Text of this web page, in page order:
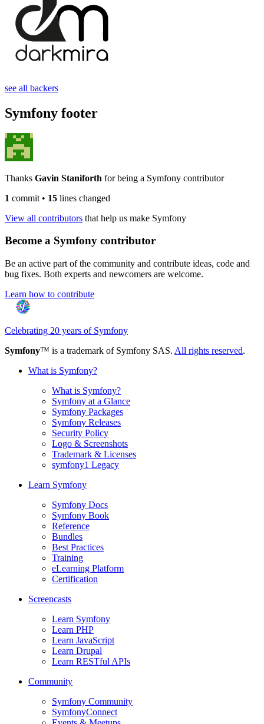
see all backers
Symfony footer
Thanks Gavin Staniforth for being a Symfony contributor
1 commit • 15 lines changed
View all contributors that help us make Symfony
Become a Symfony contributor
Be an active part of the community and contribute ideas, code and
bug fixes. Both experts and newcomers are welcome.
Learn how to contribute
Celebrating 20 years of Symfony
Symfony™ is a trademark of Symfony SAS. All rights reserved.
What is Symfony?
What is Symfony?
Symfony at a Glance
Symfony Packages
Symfony Releases
Security Policy
Logo & Screenshots
Trademark & Licenses
symfony1 Legacy
Learn Symfony
Symfony Docs
Symfony Book
Reference
Bundles
Best Practices
Training
eLearning Platform
Certification
Screencasts
Learn Symfony
Learn PHP
Learn JavaScript
Learn Drupal
Learn RESTful APIs
Community
Symfony Community
SymfonyConnect